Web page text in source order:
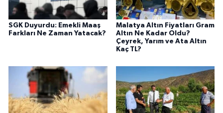
SGK Duyurdu: Emekli Maaş
Farkları Ne Zaman Yatacak?
Malatya Altın Fiyatları Gram
Altın Ne Kadar Oldu?
Çeyrek, Yarım ve Ata Altın
Kaç TL?